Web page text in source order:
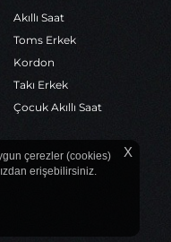
Akıllı Saat
Toms Erkek
Kordon
Takı Erkek
Çocuk Akıllı Saat
çerezler (cookies)
erişebilirsiniz.
X